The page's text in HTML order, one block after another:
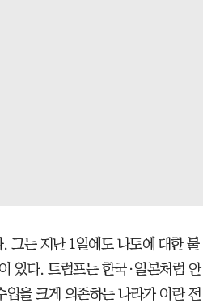
그는 지난 1일에도 나토에 대한 불
있다. 트럼프는 한국·일본처럼 안
입을 크게 의존하는 나라가 이란 전